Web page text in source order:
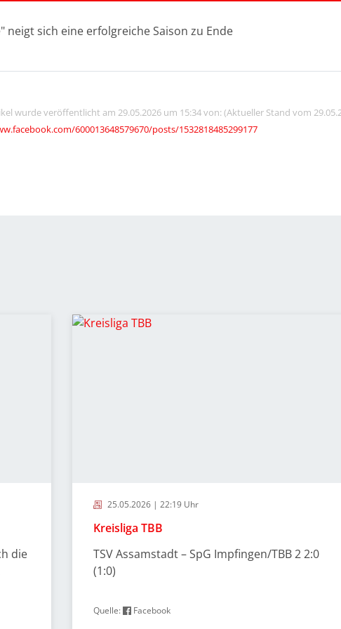
sich eine erfolgreiche Saison zu Ende
wurde veröffentlicht am 29.05.2026 um 15:34 von: (Aktueller Stand vom
600013648579670/posts/1532818485299177
die
25.05.2026 | 22:19 Uhr
Kreisliga TBB
TSV Assamstadt – SpG Impfingen/TBB 2 2:0
(1:0)
Quelle: Facebook